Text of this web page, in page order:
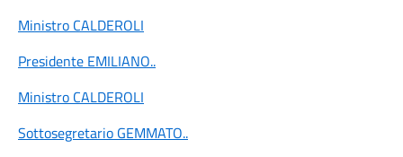
Ministro CALDEROLI
Presidente EMILIANO..
Ministro CALDEROLI
Sottosegretario GEMMATO..